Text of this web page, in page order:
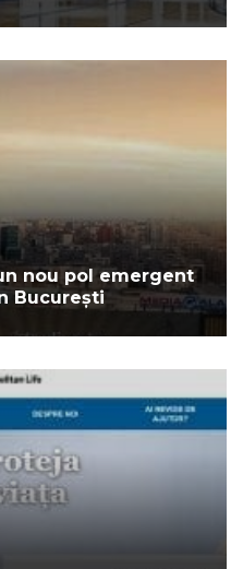
nou pol emergent
București